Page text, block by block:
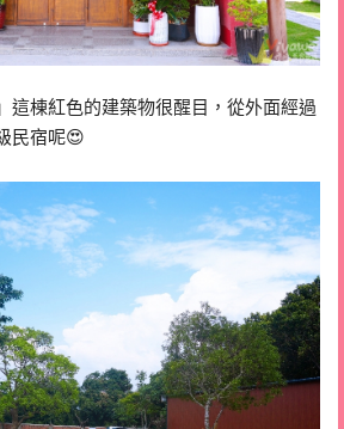
這棟紅色的建築物很醒目，從外面經過
民宿呢😍